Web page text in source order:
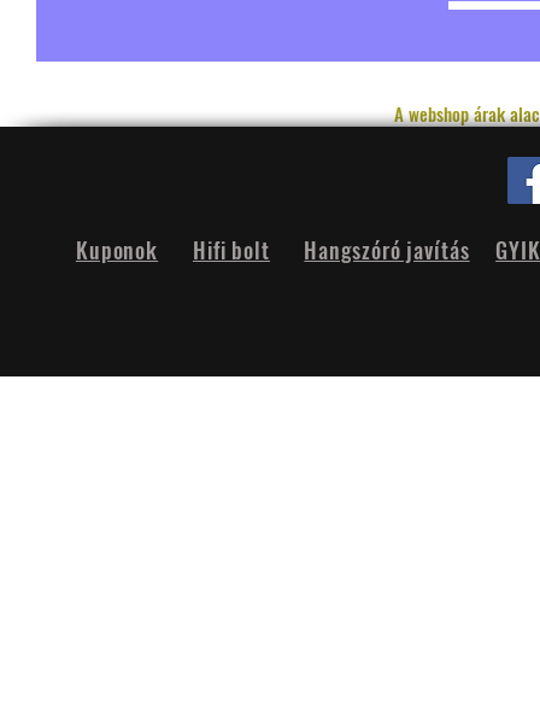
A webshop árak
Hifi bolt
Kuponok Hangszóró javítás GYIK